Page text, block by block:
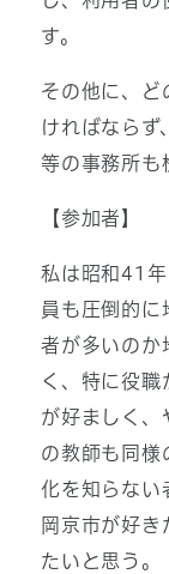
す。
その他に、ど
ければならず
等の事務所も
【参加者】
私は昭和41
員も圧倒的に
者が多いのか
く、特に役職
が好ましく、
の教師も同様
化を知らない
岡京市が好
たいと思う。